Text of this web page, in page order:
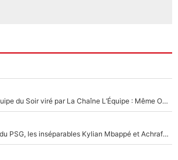
Un chroniqueur de L’Équipe du Soir viré par La Chaîne L’Équipe : Même Olivier Ménard n’avait pas pu empêcher son départ, «je l’ai appris sur Twitter, je l’ai vécu assez mal»
Loin du Real Madrid et du PSG, les inséparables Kylian Mbappé et Achraf Hakimi changent d'équipe le temps d'une journée !